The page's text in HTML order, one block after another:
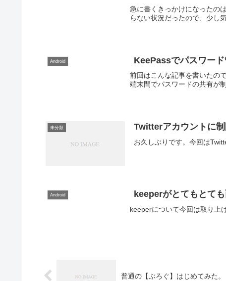
急に書くきっかけになったの
らない状況だったので、少し
Android KeePassでパスワード
前回はこんな記事を書いたの
端末間でパスワードの共有が
未分類 Twitterアカウントに
お久しぶりです。今回は
Android keeperがとてもとて
keeperについて今回は取り上
普通の【ぶろぐ】はじめてみた。